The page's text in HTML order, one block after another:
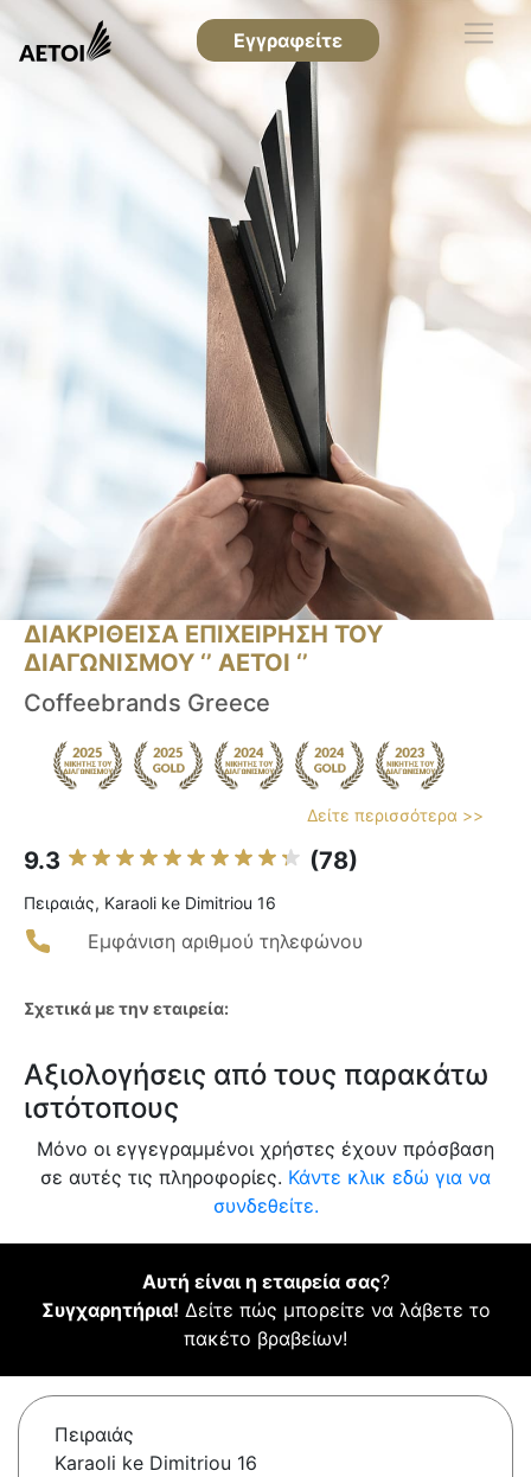
Εγγραφείτε
ΔΙΑΚΡΙΘΕΙΣΑ ΕΠΙΧΕΙΡΗΣΗ ΤΟΥ
ΔΙΑΓΩΝΙΣΜΟΥ ‘’ ΑΕΤΟΙ ‘’
Coffeebrands Greece
Δείτε περισσότερα >>
9.3 (78)
Πειραιάς, Karaoli ke Dimitriou 16
Εμφάνιση αριθμού τηλεφώνου
Σχετικά με την εταιρεία:
Αξιολογήσεις από τους παρακάτω
ιστότοπους
Μόνο οι εγγεγραμμένοι χρήστες έχουν πρόσβαση
σε αυτές τις πληροφορίες. Κάντε κλικ εδώ για να
συνδεθείτε.
Αυτή είναι η εταιρεία σας?
Συγχαρητήρια! Δείτε πώς μπορείτε να λάβετε το
πακέτο βραβείων!
Πειραιάς
Karaoli ke Dimitriou 16